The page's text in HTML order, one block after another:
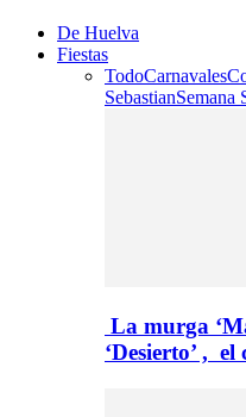
De Huelva
Fiestas
TodoCarnavales
SebastianSemana
La murga
‘Desierto’ ,